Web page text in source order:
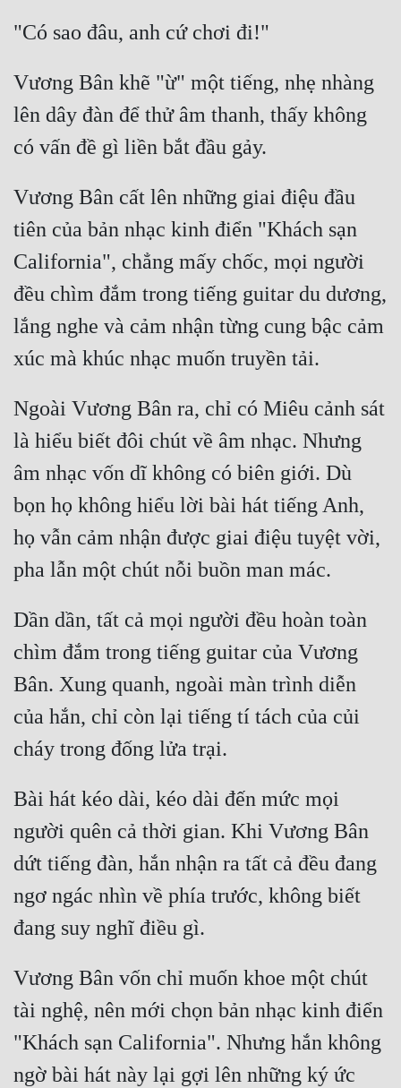
Vương Bân khẽ "ừ" một tiếng, nhẹ nhàng
lên dây đàn để thử âm thanh, thấy không
Vương Bân cất lên những giai điệu đầu
tiên của bản nhạc kinh điển "Khách sạn
California", chẳng mấy chốc, mọi người
đều chìm đắm trong tiếng guitar du dương,
lắng nghe và cảm nhận từng cung bậc cảm
Ngoài Vương Bân ra, chỉ có Miêu cảnh sát
là hiểu biết đôi chút về âm nhạc. Nhưng
âm nhạc vốn dĩ không có biên giới. Dù
bọn họ không hiểu lời bài hát tiếng Anh,
họ vẫn cảm nhận được giai điệu tuyệt vời,
Dần dần, tất cả mọi người đều hoàn toàn
chìm đắm trong tiếng guitar của Vương
Bân. Xung quanh, ngoài màn trình diễn
của hắn, chỉ còn lại tiếng tí tách của củi
Bài hát kéo dài, kéo dài đến mức mọi
người quên cả thời gian. Khi Vương Bân
dứt tiếng đàn, hắn nhận ra tất cả đều đang
ngơ ngác nhìn về phía trước, không biết
Vương Bân vốn chỉ muốn khoe một chút
tài nghệ, nên mới chọn bản nhạc kinh điển
"Khách sạn California". Nhưng hắn không
ngờ bài hát này lại gợi lên những ký ức